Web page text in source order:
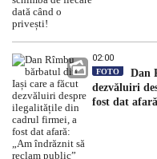
02:00
FOTO
Dan
dezvăluiri
fost dat